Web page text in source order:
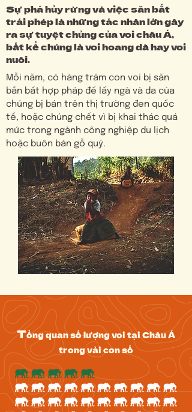
Sự phá hủy rừng và việc săn bắt
trái phép là những tác nhân lớn gây
ra sự tuyệt chủng của voi châu Á,
bất kể chúng là voi hoang dã hay voi
nuôi.
Mỗi năm, có hàng trăm con voi bị săn
bắn bất hợp pháp để lấy ngà và da của
chúng bị bán trên thị trường đen quốc
tế, hoặc chúng chết vì bị khai thác quá
mức trong ngành công nghiệp du lịch
hoặc buôn bán gỗ quý.
T​ổng quan số lượng voi tại Châu Á
trong vài con số